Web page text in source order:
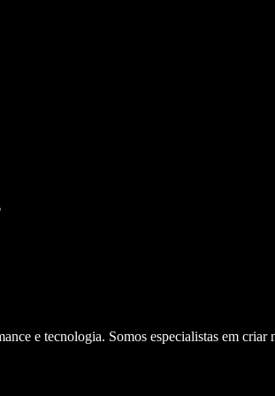
e tecnologia. Somos especialistas em criar